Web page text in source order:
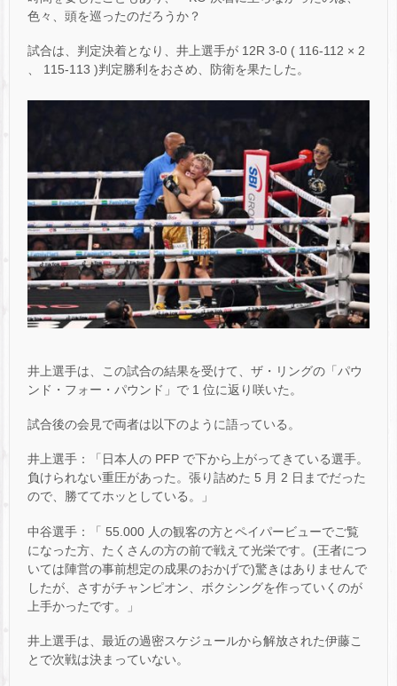
色々、頭を巡ったのだろうか？
試合は、判定決着となり、井上選手が 12R 3-0 ( 116-112 × 2
、 115-113 )判定勝利をおさめ、防衛を果たした。
井上選手は、この試合の結果を受けて、ザ・リングの「パウ
ンド・フォー・パウンド」で 1 位に返り咲いた。
試合後の会見で両者は以下のように語っている。
井上選手：「日本人の PFP で下から上がってきている選手。
負けられない重圧があった。張り詰めた 5 月 2 日までだった
ので、勝ててホッとしている。」
中谷選手：「 55.000 人の観客の方とペイパービューでご覧
になった方、たくさんの方の前で戦えて光栄です。(王者につ
いては陣営の事前想定の成果のおかげで)驚きはありませんで
したが、さすがチャンピオン、ボクシングを作っていくのが
上手かったです。」
井上選手は、最近の過密スケジュールから解放された伊藤こ
とで次戦は決まっていない。